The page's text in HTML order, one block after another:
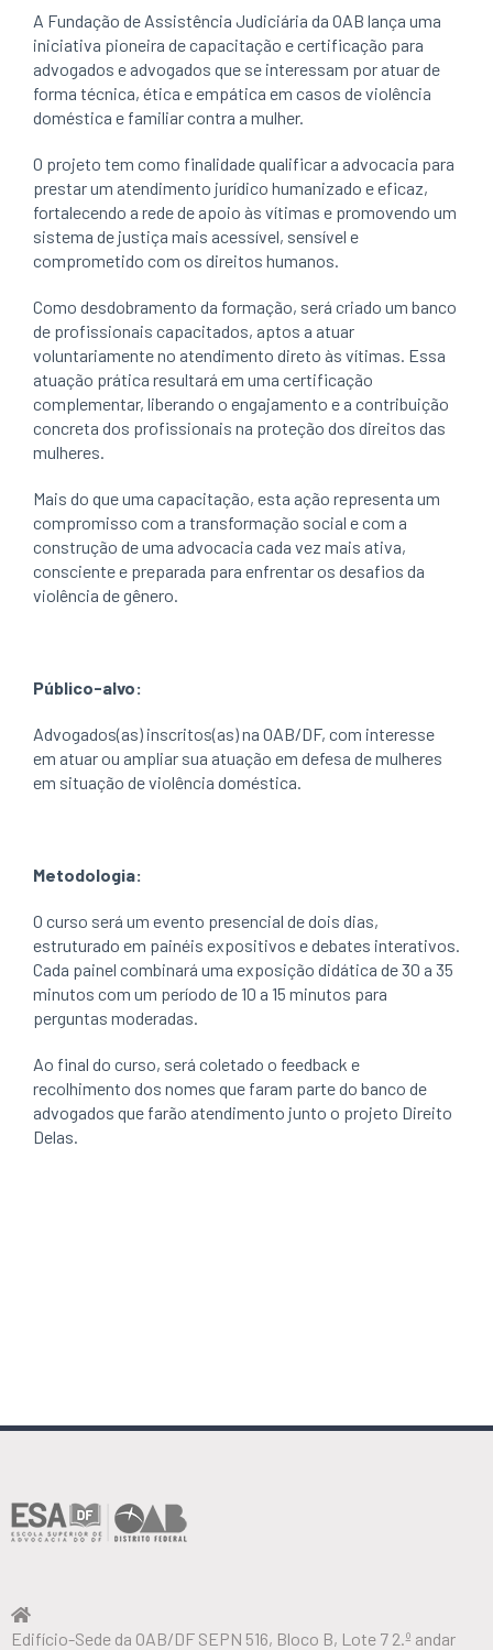
A Fundação de Assistência Judiciária da OAB lança uma
iniciativa pioneira de capacitação e certificação para
advogados e advogados que se interessam por atuar de
forma técnica, ética e empática em casos de violência
doméstica e familiar contra a mulher.
O projeto tem como finalidade qualificar a advocacia para
prestar um atendimento jurídico humanizado e eficaz,
fortalecendo a rede de apoio às vítimas e promovendo um
sistema de justiça mais acessível, sensível e
comprometido com os direitos humanos.
Como desdobramento da formação, será criado um banco
de profissionais capacitados, aptos a atuar
voluntariamente no atendimento direto às vítimas. Essa
atuação prática resultará em uma certificação
complementar, liberando o engajamento e a contribuição
concreta dos profissionais na proteção dos direitos das
mulheres.
Mais do que uma capacitação, esta ação representa um
compromisso com a transformação social e com a
construção de uma advocacia cada vez mais ativa,
consciente e preparada para enfrentar os desafios da
violência de gênero.
Público-alvo:
Advogados(as) inscritos(as) na OAB/DF, com interesse
em atuar ou ampliar sua atuação em defesa de mulheres
em situação de violência doméstica.
Metodologia:
O curso será um evento presencial de dois dias,
estruturado em painéis expositivos e debates interativos.
Cada painel combinará uma exposição didática de 30 a 35
minutos com um período de 10 a 15 minutos para
perguntas moderadas.
Ao final do curso, será coletado o feedback e
recolhimento dos nomes que faram parte do banco de
advogados que farão atendimento junto o projeto Direito
Delas.
Edifício-Sede da OAB/DF SEPN 516, Bloco B, Lote 7 2.º andar